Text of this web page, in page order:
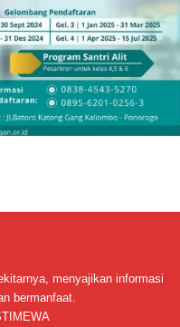
menyajikan informasi
bermanfaat.